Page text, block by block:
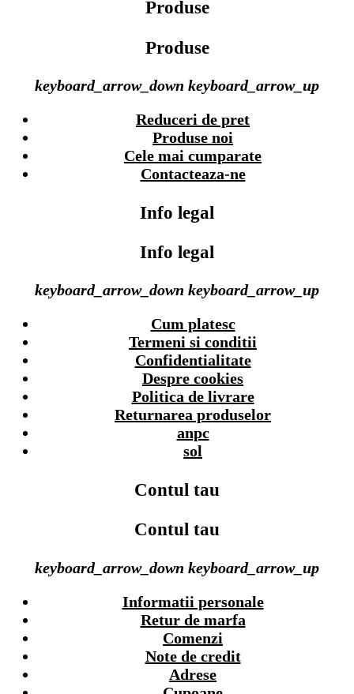
Produse
Produse
keyboard_arrow_down keyboard_arrow_up
Reduceri de pret
Produse noi
Cele mai cumparate
Contacteaza-ne
Info legal
Info legal
keyboard_arrow_down keyboard_arrow_up
Cum platesc
Termeni si conditii
Confidentialitate
Despre cookies
Politica de livrare
Returnarea produselor
anpc
sol
Contul tau
Contul tau
keyboard_arrow_down keyboard_arrow_up
Informatii personale
Retur de marfa
Comenzi
Note de credit
Adrese